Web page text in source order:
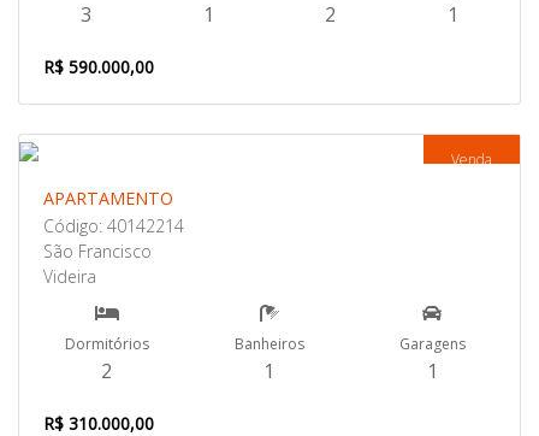
3 1 2 1
R$ 590.000,00
Venda
APARTAMENTO
Código: 40142214
São Francisco
Videira
Dormitórios
2
Banheiros
1
Garagens
1
R$ 310.000,00